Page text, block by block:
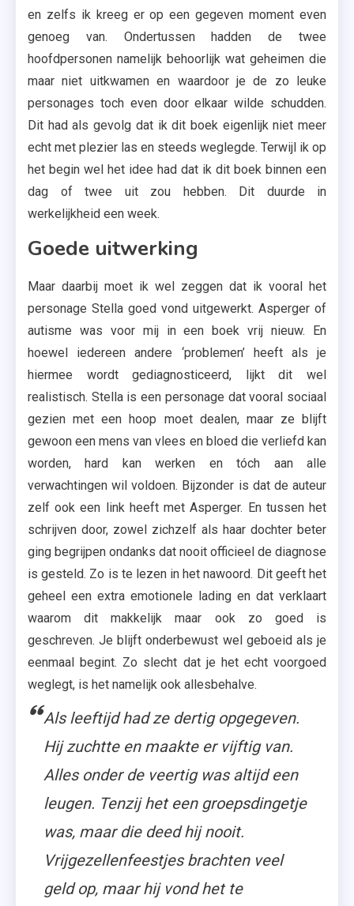
en zelfs ik kreeg er op een gegeven moment even
genoeg van. Ondertussen hadden de twee
hoofdpersonen namelijk behoorlijk wat geheimen die
maar niet uitkwamen en waardoor je de zo leuke
personages toch even door elkaar wilde schudden.
Dit had als gevolg dat ik dit boek eigenlijk niet meer
echt met plezier las en steeds weglegde. Terwijl ik op
het begin wel het idee had dat ik dit boek binnen een
dag of twee uit zou hebben. Dit duurde in
werkelijkheid een week.
Goede uitwerking
Maar daarbij moet ik wel zeggen dat ik vooral het
personage Stella goed vond uitgewerkt. Asperger of
autisme was voor mij in een boek vrij nieuw. En
hoewel iedereen andere ‘problemen’ heeft als je
hiermee wordt gediagnosticeerd, lijkt dit wel
realistisch. Stella is een personage dat vooral sociaal
gezien met een hoop moet dealen, maar ze blijft
gewoon een mens van vlees en bloed die verliefd kan
worden, hard kan werken en tóch aan alle
verwachtingen wil voldoen. Bijzonder is dat de auteur
zelf ook een link heeft met Asperger. En tussen het
schrijven door, zowel zichzelf als haar dochter beter
ging begrijpen ondanks dat nooit officieel de diagnose
is gesteld. Zo is te lezen in het nawoord. Dit geeft het
geheel een extra emotionele lading en dat verklaart
waarom dit makkelijk maar ook zo goed is
geschreven. Je blijft onderbewust wel geboeid als je
eenmaal begint. Zo slecht dat je het echt voorgoed
weglegt, is het namelijk ook allesbehalve.
Als leeftijd had ze dertig opgegeven.
Hij zuchtte en maakte er vijftig van.
Alles onder de veertig was altijd een
leugen. Tenzij het een groepsdingetje
was, maar die deed hij nooit.
Vrijgezellenfeestjes brachten veel
geld op, maar hij vond het te